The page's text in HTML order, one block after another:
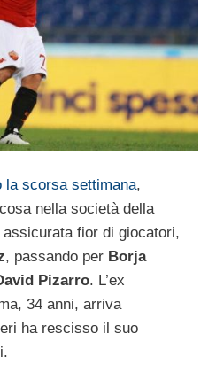
la scorsa settimana,
nella società della
fior di giocatori,
, passando per Borja
Pizarro. L’ex
34 anni, arriva
ha rescisso il suo